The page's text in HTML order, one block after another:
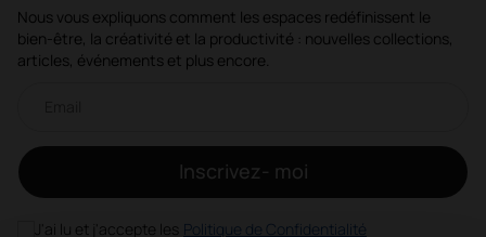
Nous vous expliquons comment les espaces redéfinissent le
bien-être, la créativité et la productivité : nouvelles collections,
articles, événements et plus encore.
Inscrivez- moi
J'ai lu et j'accepte les Politique de Confidentialité